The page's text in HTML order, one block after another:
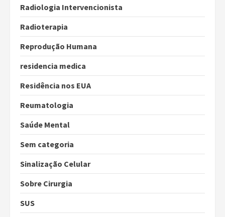
Radiologia Intervencionista
Radioterapia
Reprodução Humana
residencia medica
Residência nos EUA
Reumatologia
Saúde Mental
Sem categoria
Sinalização Celular
Sobre Cirurgia
SUS